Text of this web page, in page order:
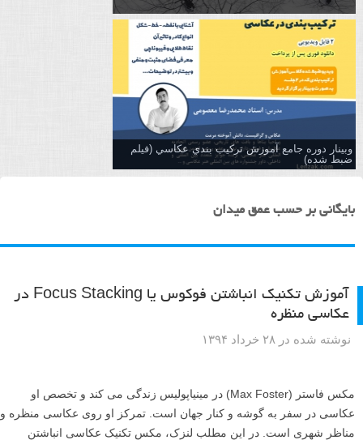
وبینار دوره جامع آموزش تركيب بندي عكاسي (فیلم
ضبط شده)
بایگانی بر حسب عمق میدان
آموزش تکنیک انباشتن فوکوس یا Focus Stacking در
عکاسی منظره
نوشته شده در ۲۸ خرداد ۱۳۹۴
مکس فاستر (Max Foster) در مینیاپولیس زندگی می کند و تخصص او
عکاسی در سفر به گوشه و کنار جهان است. تمرکز او روی عکاسی منظره و
مناظر شهری است. در این مطلب لنزک، مکس تکنیک عکاسی انباشتن